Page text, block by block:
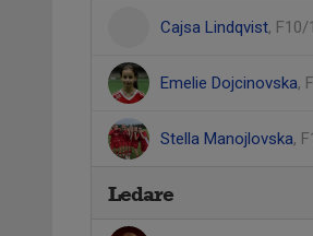
Cajsa Lindqvist, F10/
Emelie Dojcinovska,
Stella Manojlovska,
Ledare